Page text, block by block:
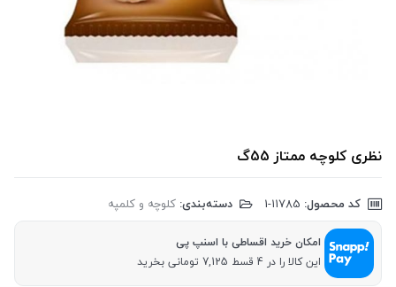
نظری کلوچه ممتاز 55گ
کد محصول: دسته‌بندی: کلوچه و کلمپه
امکان خرید اقساطی با اسنپ پی
این کالا را در 4 قسط 7,125 تومانی بخرید